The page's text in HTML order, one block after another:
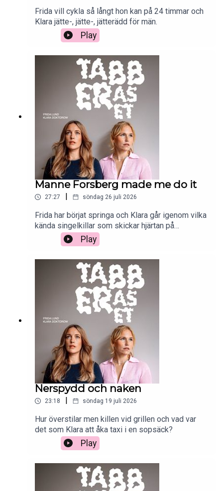
Frida vill cykla så långt hon kan på 24 timmar och
Klara jätte-, jätte-, jätterädd för män.
Play
Manne Forsberg made me do it
27:27 | söndag 26 juli 2026
Frida har börjat springa och Klara går igenom vilka
kända singelkillar som skickar hjärtan på
Instagarm.
Play
Nerspydd och naken
23:18 | söndag 19 juli 2026
Hur överstilar men killen vid grillen och vad var
det som Klara att åka taxi i en sopsäck?
Play